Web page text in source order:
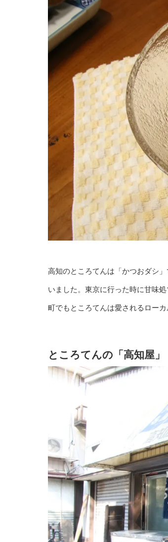
高知のところてんは「かつおダシ
いました。東京に行った時に甘味
町でもところてんは愛されるローカ
ところてんの「高知屋」